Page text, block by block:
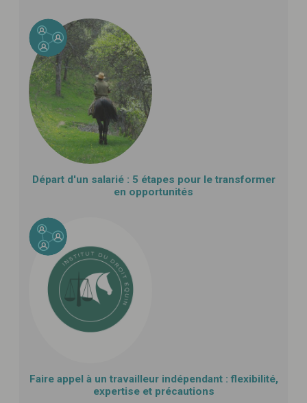
Départ d'un salarié : 5 étapes pour le transformer
en opportunités
Faire appel à un travailleur indépendant : flexibilité,
expertise et précautions